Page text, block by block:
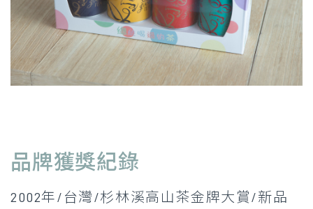
品牌獲獎紀錄
2002年/台灣/杉林溪高山茶金牌大賞/新品